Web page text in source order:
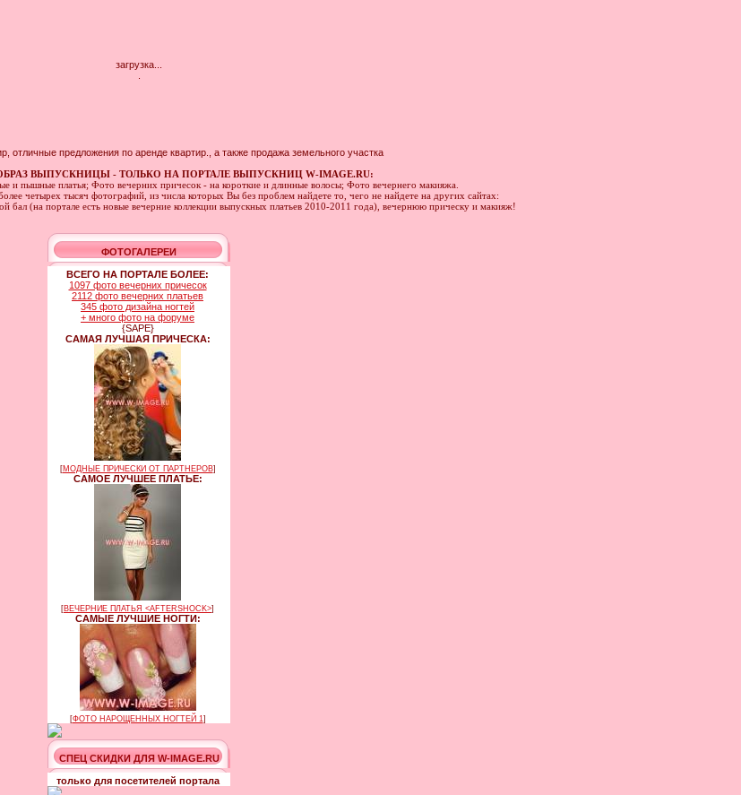
загрузка...
.
отличные предложения по аренде квартир., а также продажа земельного участка
ВЫПУСКНИЦЫ - ТОЛЬКО НА ПОРТАЛЕ ВЫПУСКНИЦ W-IMAGE.RU:
и пышные платья; Фото вечерних причесок - на короткие и длинные волосы; Фото вечернего макияжа.
четырех тысяч фотографий, из числа которых Вы без проблем найдете то, чего не найдете на других сайтах:
бал (на портале есть новые вечерние коллекции выпускных платьев 2010-2011 года), вечернюю прическу и макияж!
ФОТОГАЛЕРЕИ
ВСЕГО НА ПОРТАЛЕ БОЛЕЕ:
1097 фото вечерних причесок
2112 фото вечерних платьев
345 фото дизайна ногтей
+ много фото на форуме
{SAPE}
САМАЯ ЛУЧШАЯ ПРИЧЕСКА:
[МОДНЫЕ ПРИЧЕСКИ ОТ ПАРТНЕРОВ]
САМОЕ ЛУЧШЕЕ ПЛАТЬЕ:
[ВЕЧЕРНИЕ ПЛАТЬЯ <AFTERSHOCK>]
САМЫЕ ЛУЧШИЕ НОГТИ:
[ФОТО НАРОЩЕННЫХ НОГТЕЙ 1]
СПЕЦ СКИДКИ ДЛЯ W-IMAGE.RU
только для посетителей портала